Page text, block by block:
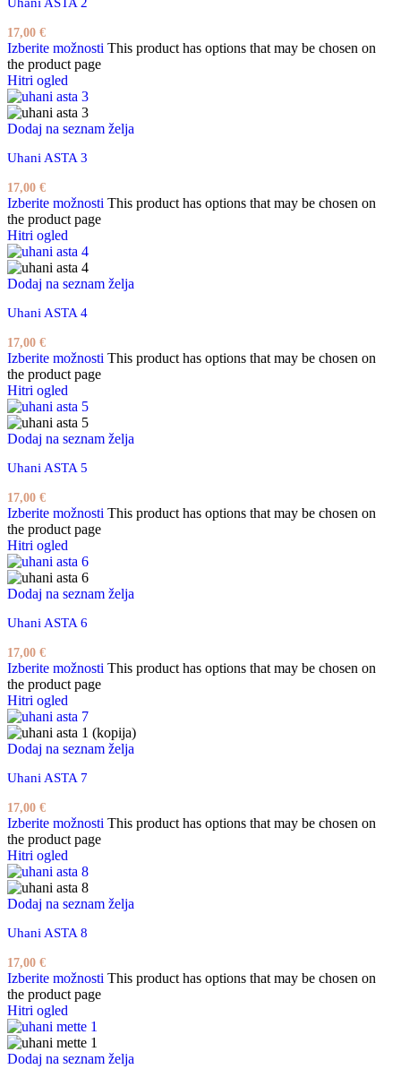
Uhani ASTA 2
17,00 €
Izberite možnosti This product has options that may be chosen on
the product page
Hitri ogled
Dodaj na seznam želja
Uhani ASTA 3
17,00 €
Izberite možnosti This product has options that may be chosen on
the product page
Hitri ogled
Dodaj na seznam želja
Uhani ASTA 4
17,00 €
Izberite možnosti This product has options that may be chosen on
the product page
Hitri ogled
Dodaj na seznam želja
Uhani ASTA 5
17,00 €
Izberite možnosti This product has options that may be chosen on
the product page
Hitri ogled
Dodaj na seznam želja
Uhani ASTA 6
17,00 €
Izberite možnosti This product has options that may be chosen on
the product page
Hitri ogled
Dodaj na seznam želja
Uhani ASTA 7
17,00 €
Izberite možnosti This product has options that may be chosen on
the product page
Hitri ogled
Dodaj na seznam želja
Uhani ASTA 8
17,00 €
Izberite možnosti This product has options that may be chosen on
the product page
Hitri ogled
Dodaj na seznam želja